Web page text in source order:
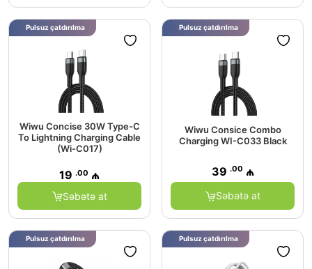
Wiwu Concise 30W Type-C
To Lightning Charging Cable
(Wi-C017)
19 .00 ₼
Səbətə at
Pulsuz çatdırılma
Wiwu Consice Combo
Charging WI-C033 Black
39 .00 ₼
Səbətə at
Pulsuz çatdırılma
Pulsuz çatdırılma Pulsuz çatdırılma